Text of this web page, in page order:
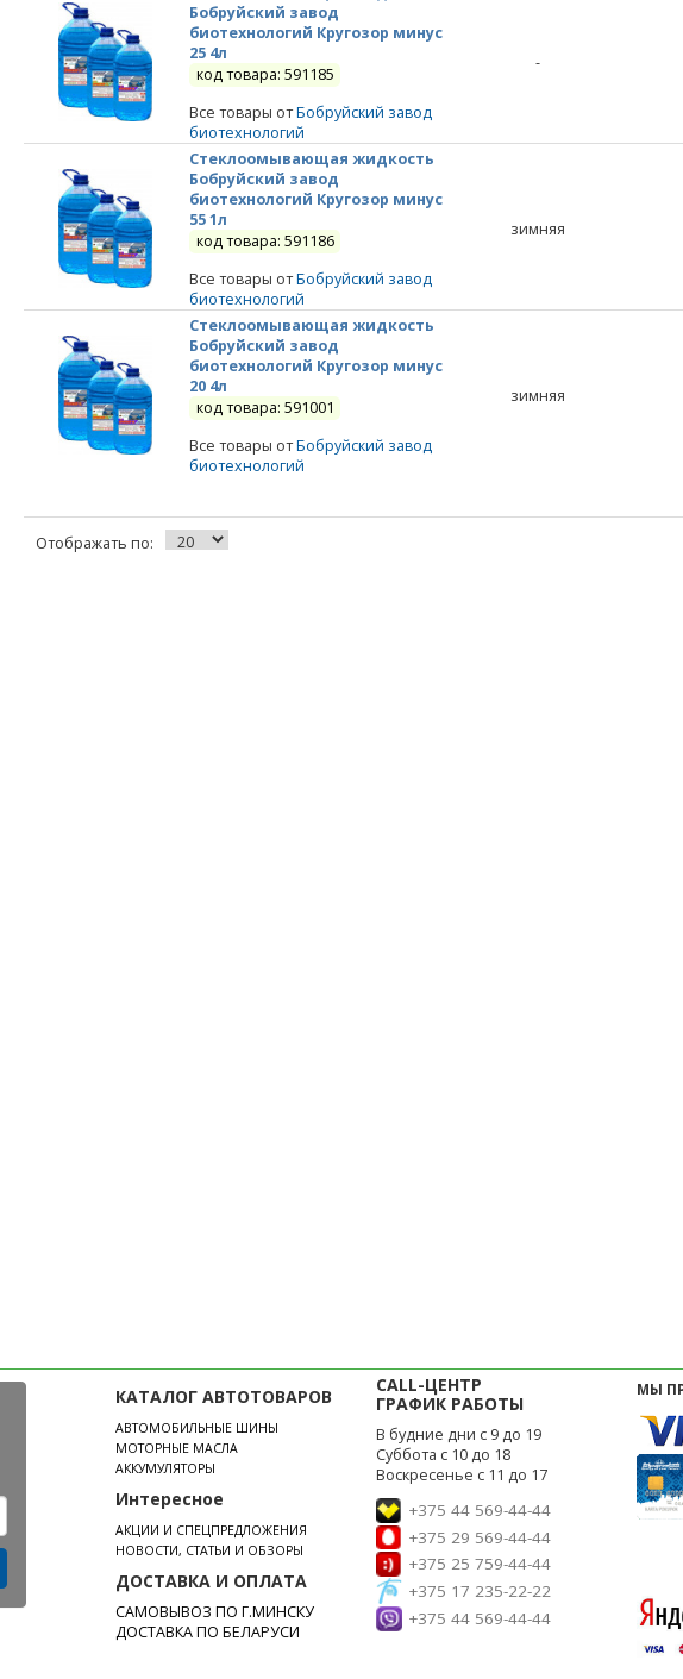
Бобруйский завод
биотехнологий Кругозор минус
25 4л
код товара: 591185
Все товары отБобруйский завод
биотехнологий
-
Стеклоомывающая жидкость
Бобруйский завод
биотехнологий Кругозор минус
55 1л
код товара: 591186
Все товары отБобруйский завод
биотехнологий
зимняя
Стеклоомывающая жидкость
Бобруйский завод
биотехнологий Кругозор минус
20 4л
код товара: 591001
Все товары отБобруйский завод
биотехнологий
зимняя
Отображать по:
КАТАЛОГ АВТОТОВАРОВ
АВТОМОБИЛЬНЫЕ ШИНЫ
МОТОРНЫЕ МАСЛА
АККУМУЛЯТОРЫ
Интересное
АКЦИИ И СПЕЦПРЕДЛОЖЕНИЯ
НОВОСТИ, СТАТЬИ И ОБЗОРЫ
ДОСТАВКА И ОПЛАТА
САМОВЫВОЗ ПО Г.МИНСКУ
ДОСТАВКА ПО БЕЛАРУСИ
CALL-ЦЕНТР
ГРАФИК РАБОТЫ
В будние дни с 9 до 19
Суббота с 10 до 18
Воскресенье с 11 до 17
+375 44 569-44-44
+375 29 569-44-44
+375 25 759-44-44
+375 17 235-22-22
+375 44 569-44-44
МЫ